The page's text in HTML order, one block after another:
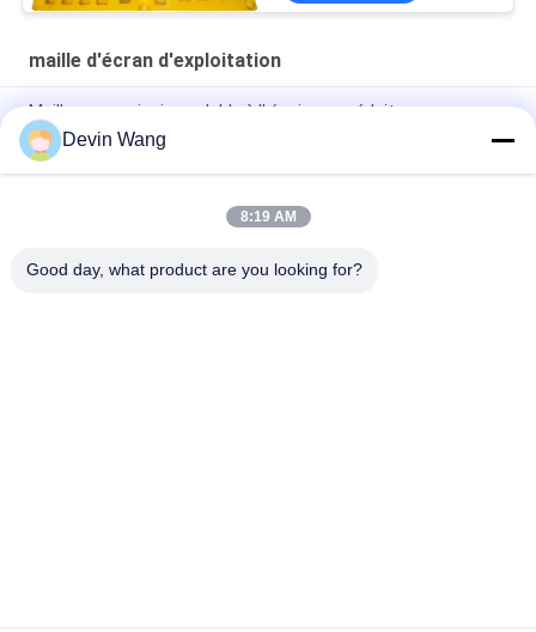
maille d'écran d'exploitation
Maillage en acier inoxydable à l' épaisseur réduite
Tamiseur de mine en treillis métallique tissé à crochets pour
carrière de pierre
Fabrique directe 65mn Mining Vibrating Screen Square Mesh /
Devin Wang
8:19 AM
Good day, what product are you looking for?